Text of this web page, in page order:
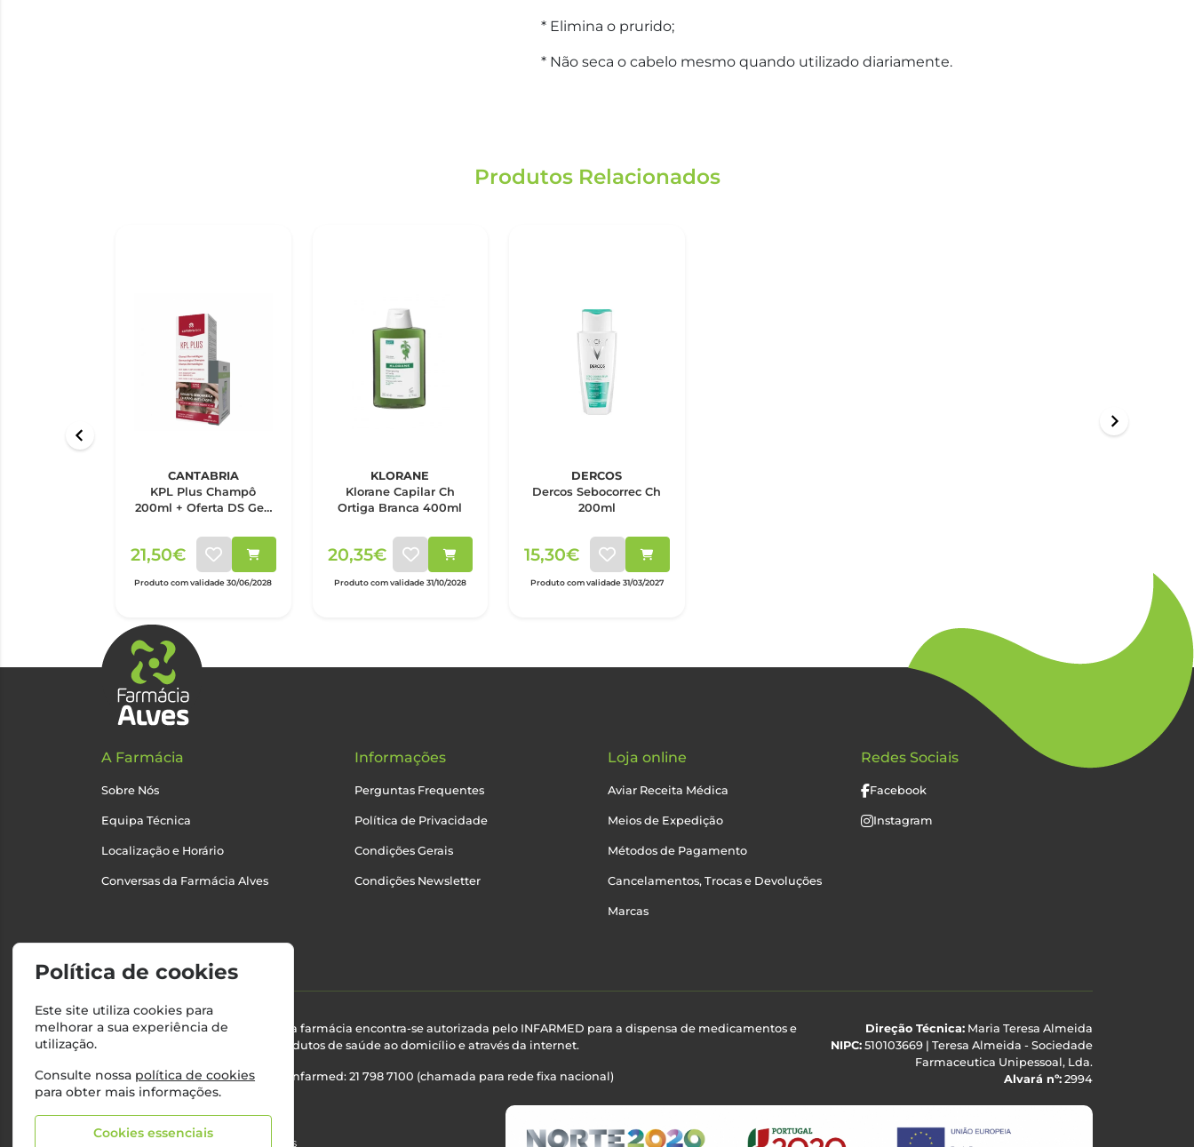
* Elimina o prurido;
* Não seca o cabelo mesmo quando utilizado diariamente.
Produtos Relacionados
CANTABRIA
KPL Plus Champô
200ml + Oferta DS Gel-
21,50€
Produto com validade 30/06/2028
KLORANE
Klorane Capilar Ch
Ortiga Branca 400ml
20,35€
Produto com validade 31/10/2028
DERCOS
Dercos Sebocorrec Ch
200ml
15,30€
Produto com validade 31/03/2027
A Farmácia
Sobre Nós
Equipa Técnica
Localização e Horário
Conversas da Farmácia Alves
Informações
Perguntas Frequentes
Política de Privacidade
Condições Gerais
Condições Newsletter
Loja online
Aviar Receita Médica
Meios de Expedição
Métodos de Pagamento
Cancelamentos, Trocas e Devoluções
Marcas
Redes Sociais
Facebook
Instagram
Esta farmácia encontra-se autorizada pelo INFARMED para a dispensa de medicamentos e
produtos de saúde ao domicílio e através da internet.
Nº Infarmed: 21 798 7100 (chamada para rede fixa nacional)
Direção Técnica: Maria Teresa Almeida
NIPC: 510103669 | Teresa Almeida - Sociedade
Farmaceutica Unipessoal, Lda.
Alvará nº: 2994
©2026 Todos os direitos reservados
Política de cookies
Este site utiliza cookies para
melhorar a sua experiência de
utilização.
Consulte nossa política de cookies
para obter mais informações.
Cookies essenciais